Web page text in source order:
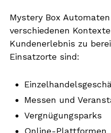
Mystery Box
verschiedenen
Kundenerlebnis zu
Einsatzorte sind:
Messen und
Vergnügungsparks
Online-Plattformen